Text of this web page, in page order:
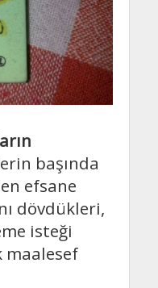
başında
efsane
dövdükleri,
isteği
maalesef